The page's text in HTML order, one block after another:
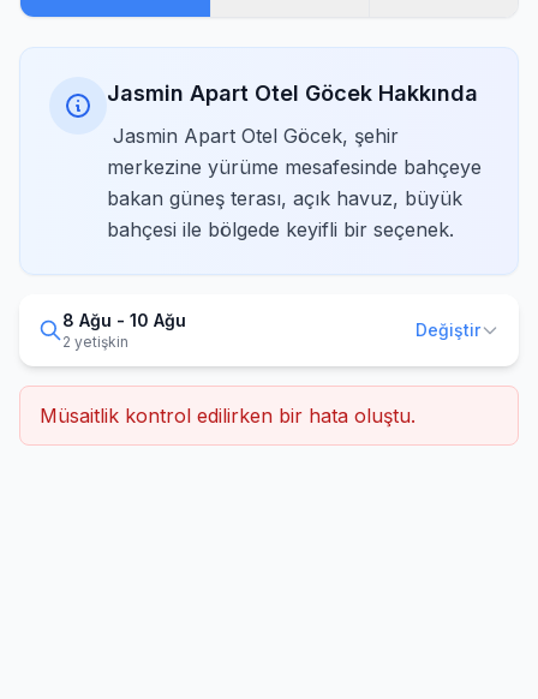
Jasmin Apart Otel Göcek Hakkında
Jasmin Apart Otel Göcek, şehir
merkezine yürüme mesafesinde bahçeye
bakan güneş terası, açık havuz, büyük
bahçesi ile bölgede keyifli bir seçenek.
8 Ağu - 10 Ağu
2 yetişkin
Değiştir
Müsaitlik kontrol edilirken bir hata oluştu.